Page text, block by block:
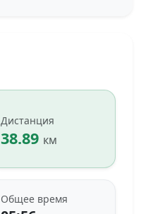
Дистанция
38.89 км
Общее время